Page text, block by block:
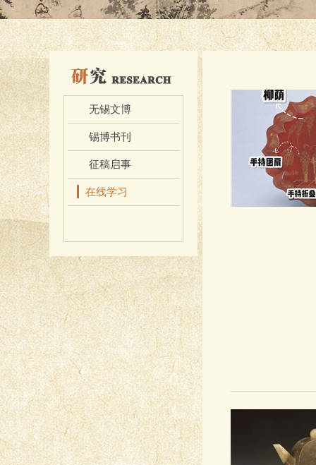
无锡文博
锡博书刊
征稿启事
在线学习